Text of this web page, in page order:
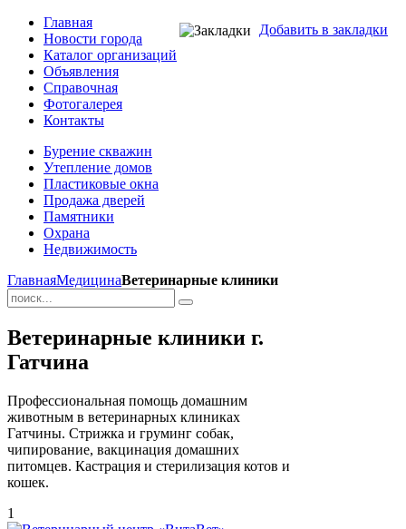
Добавить в закладки
Главная
Новости города
Каталог организаций
Объявления
Справочная
Фотогалерея
Контакты
Бурение скважин
Утепление домов
Пластиковые окна
Продажа дверей
Памятники
Охрана
Недвижимость
ГлавнаяМедицинаВетеринарные клиники
Ветеринарные клиники г.
Гатчина
Профессиональная помощь домашним
животным в ветеринарных клиниках
Гатчины. Стрижка и груминг собак,
чипирование, вакцинация домашних
питомцев. Кастрация и стерилизация котов и
кошек.
1